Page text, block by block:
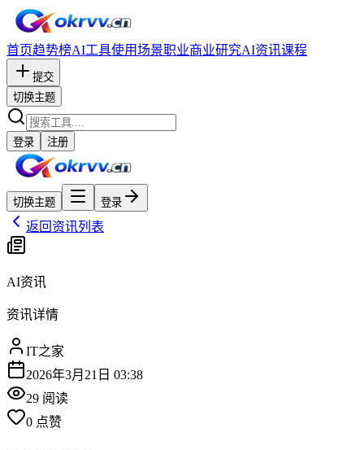
首页趋势榜AI工具使用场景职业商业研究AI资讯课程
提交
切换主题
登录 注册
切换主题 登录
返回资讯列表
AI资讯
资讯详情
IT之家
2026年3月21日 03:38
29 阅读
0 点赞